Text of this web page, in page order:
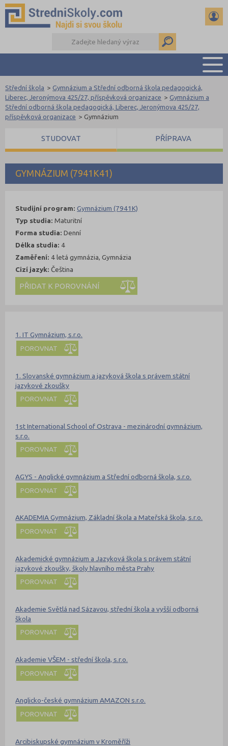
PŘEHLED ŠKOL
PŘÍPRAVA NA PŘIJÍMAČKY
REFERÁTY A SEMINÁRKY
DALŠÍ DRUHY ŠKOL
GYMNÁZIUM (7941K41)
Střední škola > Gymnázium a Střední odborná škola pedagogická,
Liberec, Jeronýmova 425/27, příspěvková organizace > Gymnázium a
Střední odborná škola pedagogická, Liberec, Jeronýmova 425/27,
příspěvková organizace > Gymnázium
Studijní program:Gymnázium (7941K)
Typ studia:Maturitní
Forma studia:Denní
Délka studia: 4
Zaměření: 4 letá gymnázia, Gymnázia
Cizí jazyk:Čeština
STUDOVAT PŘÍPRAVA
1. IT Gymnázium, s.r.o.
POROVNAT
1. Slovanské gymnázium a jazyková škola s právem státní
jazykové zkoušky
POROVNAT
1st International School of Ostrava - mezinárodní gymnázium,
s.r.o.
POROVNAT
AGYS - Anglické gymnázium a Střední odborná škola, s.r.o.
POROVNAT
AKADEMIA Gymnázium, Základní škola a Mateřská škola, s.r.o.
POROVNAT
Akademické gymnázium a Jazyková škola s právem státní
jazykové zkoušky, školy hlavního města Prahy
POROVNAT
Akademie Světlá nad Sázavou, střední škola a vyšší odborná
škola
POROVNAT
Akademie VŠEM - střední škola, s.r.o.
POROVNAT
Anglicko-české gymnázium AMAZON s.r.o.
POROVNAT
Arcibiskupské gymnázium v Kroměříži